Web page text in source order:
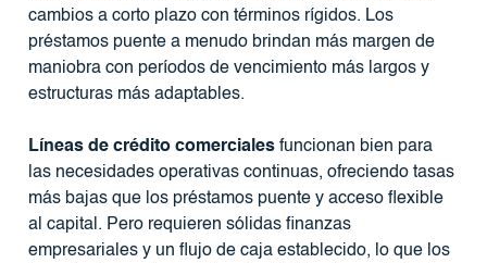
cambios a corto plazo con términos rígidos. Los
préstamos puente a menudo brindan más margen de
maniobra con períodos de vencimiento más largos y
estructuras más adaptables.
Líneas de crédito comercialesfuncionan bien para
las necesidades operativas continuas, ofreciendo tasas
más bajas que los préstamos puente y acceso flexible
al capital. Pero requieren sólidas finanzas
empresariales y un flujo de caja establecido, lo que los